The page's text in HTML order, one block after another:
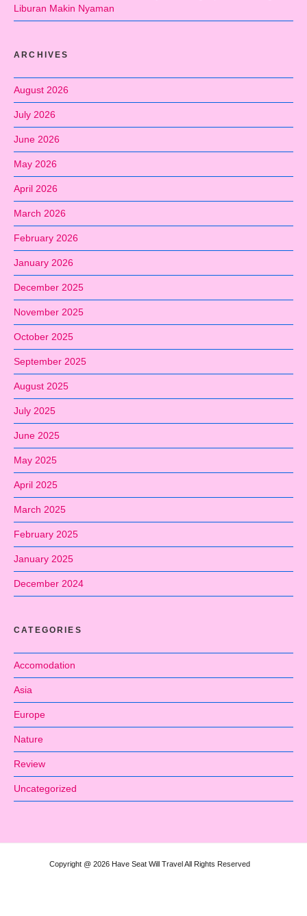
Liburan Makin Nyaman
ARCHIVES
August 2026
July 2026
June 2026
May 2026
April 2026
March 2026
February 2026
January 2026
December 2025
November 2025
October 2025
September 2025
August 2025
July 2025
June 2025
May 2025
April 2025
March 2025
February 2025
January 2025
December 2024
CATEGORIES
Accomodation
Asia
Europe
Nature
Review
Uncategorized
Copyright @ 2026 Have Seat Will Travel All Rights Reserved